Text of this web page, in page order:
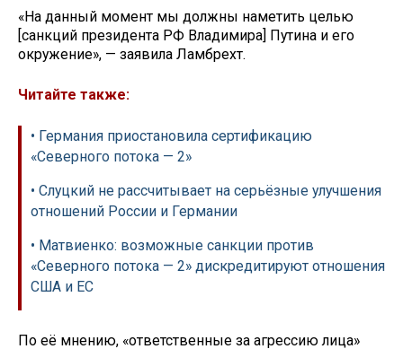
«На данный момент мы должны наметить целью
[санкций президента РФ Владимира] Путина и его
окружение», — заявила Ламбрехт.
Читайте также:
• Германия приостановила сертификацию
«Северного потока — 2»
• Слуцкий не рассчитывает на серьёзные улучшения
отношений России и Германии
• Матвиенко: возможные санкции против
«Северного потока — 2» дискредитируют отношения
США и ЕС
По её мнению, «ответственные за агрессию лица»